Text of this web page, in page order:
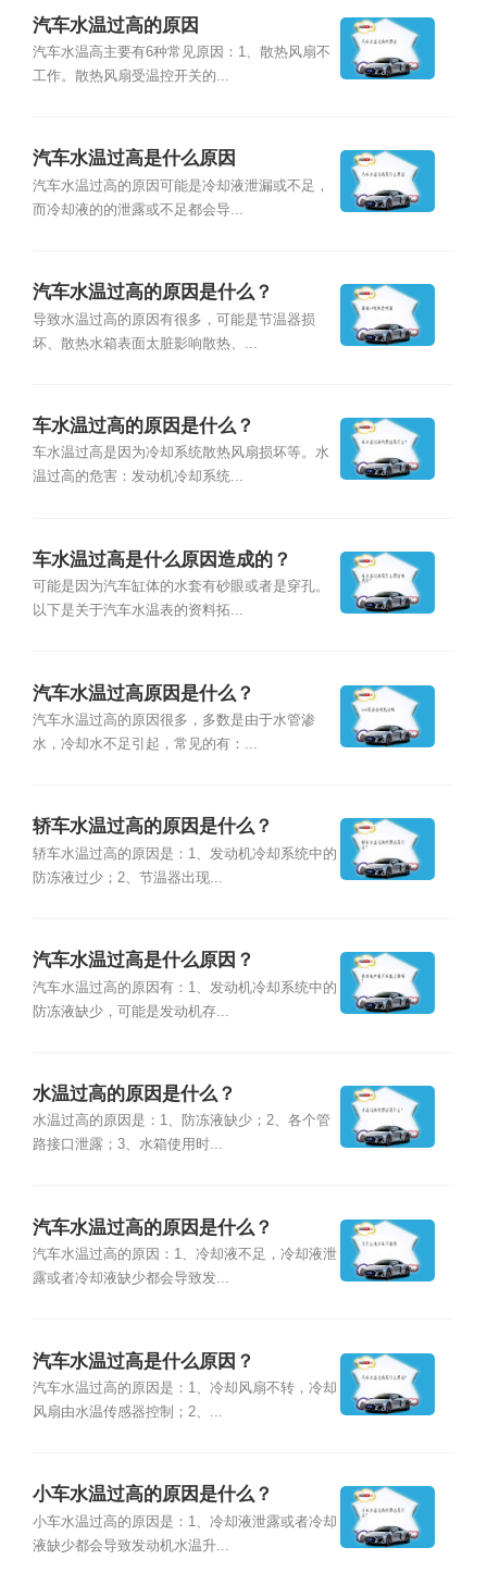
汽车水温过高的原因
汽车水温高主要有6种常见原因：1、散热风扇不
工作。散热风扇受温控开关的...
汽车水温过高是什么原因
汽车水温过高的原因可能是冷却液泄漏或不足，
而冷却液的的泄露或不足都会导...
汽车水温过高的原因是什么？
导致水温过高的原因有很多，可能是节温器损
坏、散热水箱表面太脏影响散热、...
车水温过高的原因是什么？
车水温过高是因为冷却系统散热风扇损坏等。水
温过高的危害：发动机冷却系统...
车水温过高是什么原因造成的？
可能是因为汽车缸体的水套有砂眼或者是穿孔。
以下是关于汽车水温表的资料拓...
汽车水温过高原因是什么？
汽车水温过高的原因很多，多数是由于水管渗
水，冷却水不足引起，常见的有：...
轿车水温过高的原因是什么？
轿车水温过高的原因是：1、发动机冷却系统中的
防冻液过少；2、节温器出现...
汽车水温过高是什么原因？
汽车水温过高的原因有：1、发动机冷却系统中的
防冻液缺少，可能是发动机存...
水温过高的原因是什么？
水温过高的原因是：1、防冻液缺少；2、各个管
路接口泄露；3、水箱使用时...
汽车水温过高的原因是什么？
汽车水温过高的原因：1、冷却液不足，冷却液泄
露或者冷却液缺少都会导致发...
汽车水温过高是什么原因？
汽车水温过高的原因是：1、冷却风扇不转，冷却
风扇由水温传感器控制；2、...
小车水温过高的原因是什么？
小车水温过高的原因是：1、冷却液泄露或者冷却
液缺少都会导致发动机水温升...